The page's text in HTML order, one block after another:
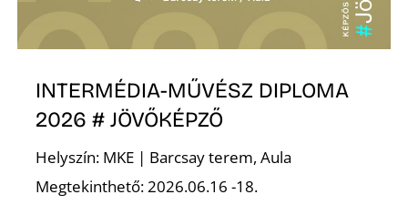
INTERMÉDIA-MŰVÉSZ DIPLOMA
2026 # JÖVŐKÉPZŐ
Helyszín: MKE | Barcsay terem, Aula
Megtekinthető: 2026.06.16 -18.